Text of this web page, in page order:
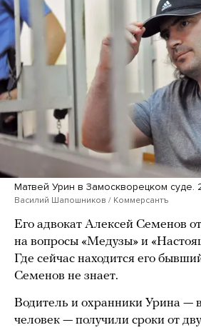
Матвей Урин в Замоскворецком суде.
Василий Шапошников / Коммерсантъ
Его адвокат Алексей Семенов
на вопросы «Медузы» и
Где сейчас находится его
Семенов не знает.
Водитель и охранники Урина —
человек — получили сроки от